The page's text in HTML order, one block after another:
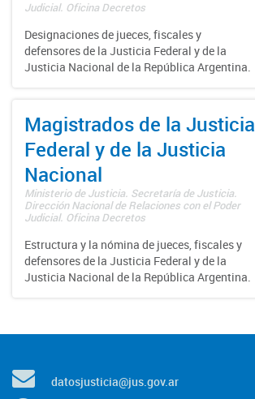
Judicial. Oficina Decretos
Designaciones de jueces, fiscales y
defensores de la Justicia Federal y de la
Justicia Nacional de la República Argentina.
Magistrados de la Justicia
Federal y de la Justicia
Nacional
Ministerio de Justicia. Secretaría de Justicia.
Dirección Nacional de Relaciones con el Poder
Judicial. Oficina Decretos
Estructura y la nómina de jueces, fiscales y
defensores de la Justicia Federal y de la
Justicia Nacional de la República Argentina.
datosjusticia@jus.gov.ar